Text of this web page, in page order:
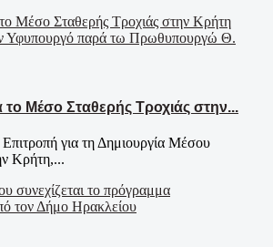
Μέσο Σταθερής Τροχιάς στην...
για τη Δημιουργία Μέσου
Κρήτη,...